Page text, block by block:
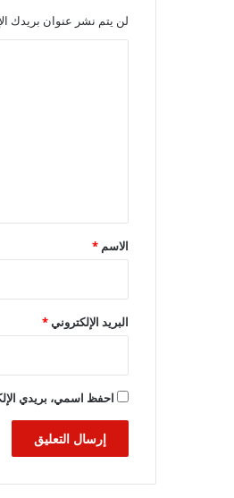
لن يتم نشر عنوان بريدك
*
الاسم *
البريد الإلكتروني*
احفظ اسمي، بريدي